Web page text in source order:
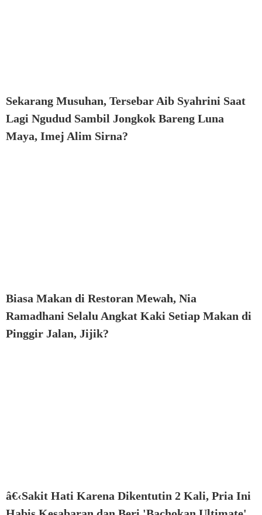
Sekarang Musuhan, Tersebar Aib Syahrini Saat
Lagi Ngudud Sambil Jongkok Bareng Luna
Maya, Imej Alim Sirna?
Biasa Makan di Restoran Mewah, Nia
Ramadhani Selalu Angkat Kaki Setiap Makan di
Pinggir Jalan, Jijik?
â€‹Sakit Hati Karena Dikentutin 2 Kali, Pria Ini